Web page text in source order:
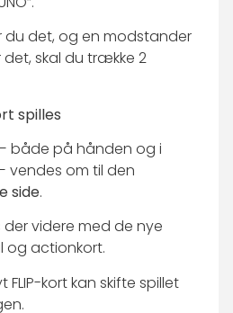
du det, og en modstander
skal du trække 2
spilles
både på hånden og i
vendes om til den
side.
der videre med de nye
og actionkort.
FLIP-kort kan skifte spillet